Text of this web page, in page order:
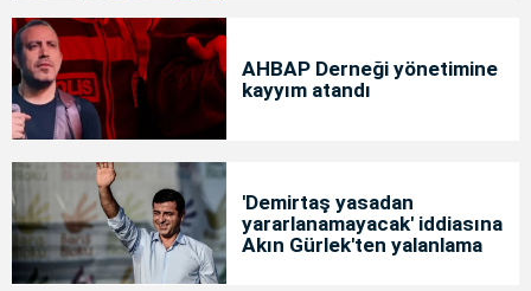
AHBAP Derneği yönetimine
kayyım atandı
'Demirtaş yasadan
yararlanamayacak' iddiasına
Akın Gürlek'ten yalanlama